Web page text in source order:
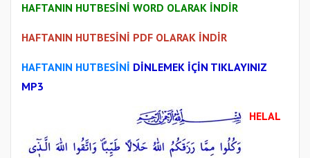
HAFTANIN HUTBESİNİ WORD OLARAK İNDİR
HAFTANIN HUTBESİNİ PDF OLARAK İNDİR
HAFTANIN HUTBESİNİ DİNLEMEK İÇİN TIKLAYINIZ
MP3
HELAL